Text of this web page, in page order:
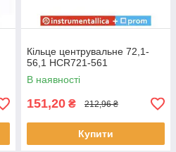
Кільце центрувальне 72,1-
56,1 HCR721-561
В наявності
151,20 ₴ 212,96 ₴
Купити